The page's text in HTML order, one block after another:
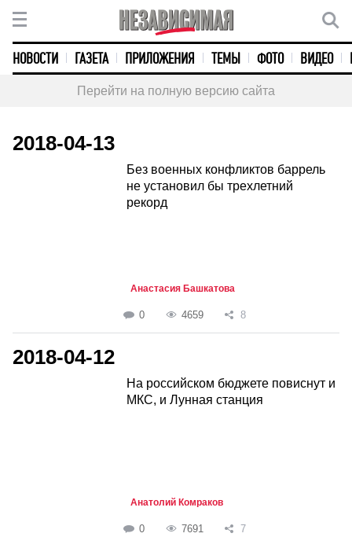
НОВОСТИ ГАЗЕТА ПРИЛОЖЕНИЯ ТЕМЫ ФОТО ВИДЕО
Перейти на полную версию сайта
2018-04-13
Без военных конфликтов баррель
не установил бы трехлетний
рекорд
Анастасия Башкатова
0 4659 8
2018-04-12
На российском бюджете повиснут и
МКС, и Лунная станция
Анатолий Комраков
0 7691 7